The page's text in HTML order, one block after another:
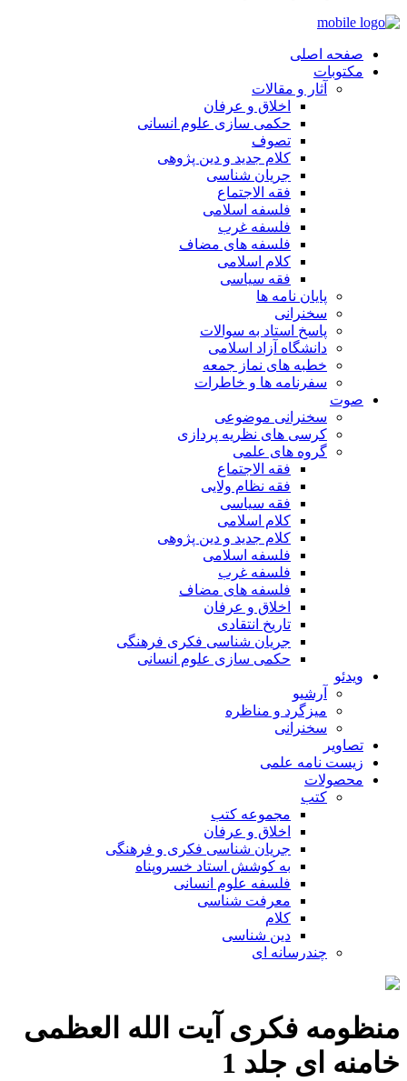
صفحه اصلی
مکتوبات
آثار و مقالات
اخلاق و عرفان
حکمی سازی علوم انسانی
تصوف
کلام جدید و دین پژوهی
جریان شناسی
فقه الاجتماع
فلسفه اسلامی
فلسفه غرب
فلسفه های مضاف
کلام اسلامی
فقه سیاسی
پایان نامه ها
سخنرانی
پاسخ استاد به سوالات
دانشگاه آزاد اسلامی
خطبه های نماز جمعه
سفرنامه ها و خاطرات
صوت
سخنرانی موضوعی
کرسی های نظریه پردازی
گروه های علمی
فقه الاجتماع
فقه نظام ولایی
فقه سیاسی
کلام اسلامی
کلام جدید و دین پژوهی
فلسفه اسلامی
فلسفه غرب
فلسفه های مضاف
اخلاق و عرفان
تاریخ انتقادی
جریان شناسی فکری فرهنگی
حکمی سازی علوم انسانی
ویدئو
آرشیو
میزگرد و مناظره
سخنرانی
تصاویر
زیست نامه علمی
محصولات
کتب
مجموعه کتب
اخلاق و عرفان
جریان شناسی فکری و فرهنگی
به کوشش استاد خسروپناه
فلسفه علوم انسانی
معرفت شناسی
کلام
دین شناسی
چندرسانه ای
منظومه فکری آیت الله العظمی
خامنه ای جلد 1